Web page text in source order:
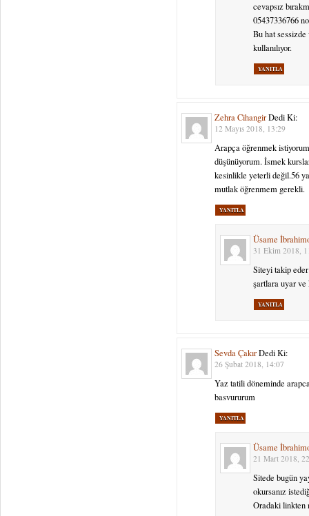
cevapsız
05437336766
Bu hat
kullanılıyor.
YANITLA
Zehra Cihangir Dedi Ki:
12 Mayıs 2018, 13:29
Arapça öğrenmek
düşünüyorum. İsmek
kesinlikle yeterli değil.56
mutlak öğrenmem gerekli.
YANITLA
Üsame
31 Ekim 2018,
Siteyi takip
şartlara uyar ve
YANITLA
Sevda Çakır Dedi Ki:
26 Şubat 2018, 14:07
Yaz tatili döneminde
basvururum
YANITLA
Üsame
21 Mart 2018,
Sitede bugün
okursanız
Oradaki linkten